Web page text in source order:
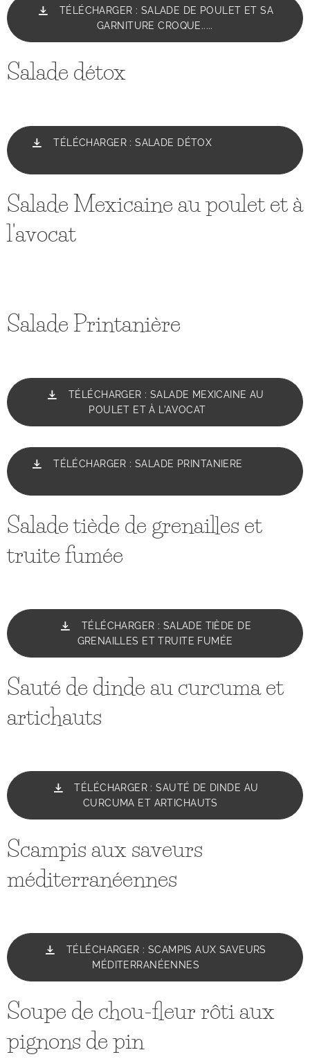
TÉLÉCHARGER : SALADE DE POULET ET SA
GARNITURE CROQUE.....
Salade détox
TÉLÉCHARGER : SALADE DÉTOX
Salade Mexicaine au poulet et à
l'avocat
Salade Printanière
TÉLÉCHARGER : SALADE MEXICAINE AU
POULET ET À L'AVOCAT
TÉLÉCHARGER : SALADE PRINTANIERE
Salade tiède de grenailles et
truite fumée
TÉLÉCHARGER : SALADE TIÈDE DE
GRENAILLES ET TRUITE FUMÉE
Sauté de dinde au curcuma et
artichauts
TÉLÉCHARGER : SAUTÉ DE DINDE AU
CURCUMA ET ARTICHAUTS
Scampis aux saveurs
méditerranéennes
TÉLÉCHARGER : SCAMPIS AUX SAVEURS
MÉDITERRANÉENNES
Soupe de chou-fleur rôti aux
pignons de pin